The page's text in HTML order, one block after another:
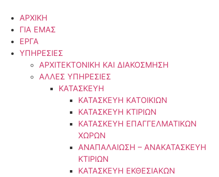
στο
περιεχόμενο
ΑΡΧΙΚΗ
ΓΙΑ ΕΜΑΣ
ΕΡΓΑ
ΥΠΗΡΕΣΙΕΣ
ΑΡΧΙΤΕΚΤΟΝΙΚΗ ΚΑΙ ΔΙΑΚΟΣΜΗΣΗ
ΑΛΛΕΣ ΥΠΗΡΕΣΙΕΣ
ΚΑΤΑΣΚΕΥΗ
ΚΑΤΑΣΚΕΥΗ ΚΑΤΟΙΚΙΩΝ
ΚΑΤΑΣΚΕΥΗ ΚΤΙΡΙΩΝ
ΚΑΤΑΣΚΕΥΗ ΕΠΑΓΓΕΛΜΑΤΙΚΩΝ
ΧΩΡΩΝ
ΑΝΑΠΑΛΑΙΩΣΗ – ΑΝΑΚΑΤΑΣΚΕΥΗ
ΚΤΙΡΙΩΝ
ΚΑΤΑΣΚΕΥΗ ΕΚΘΕΣΙΑΚΩΝ